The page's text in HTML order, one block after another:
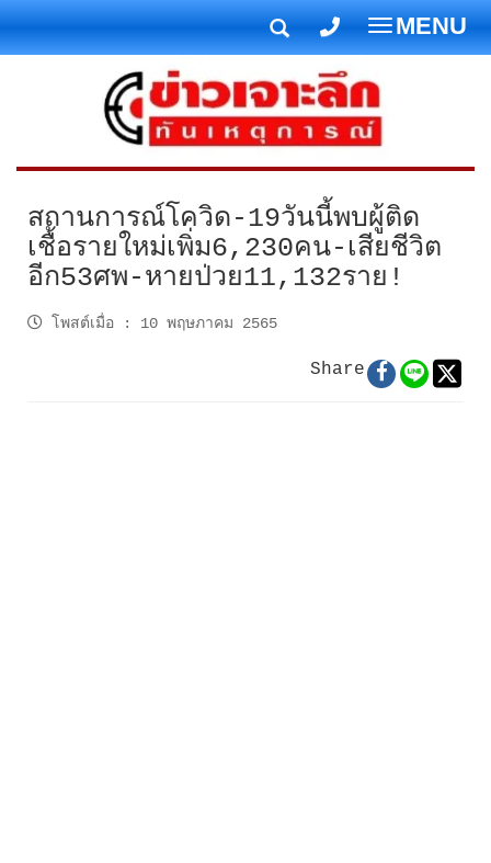
T
o
g
g
l
e
n
a
v
i
t
MENU
สถานการณ์โควิด-19วันนี้พบผู้ติด
เชื้อรายใหม่เพิ่ม6,230คน-เสียชีวิต
อีก53ศพ-หายป่วย11,132ราย!
โพสต์เมื่อ : 10 พฤษภาคม 2565
Share